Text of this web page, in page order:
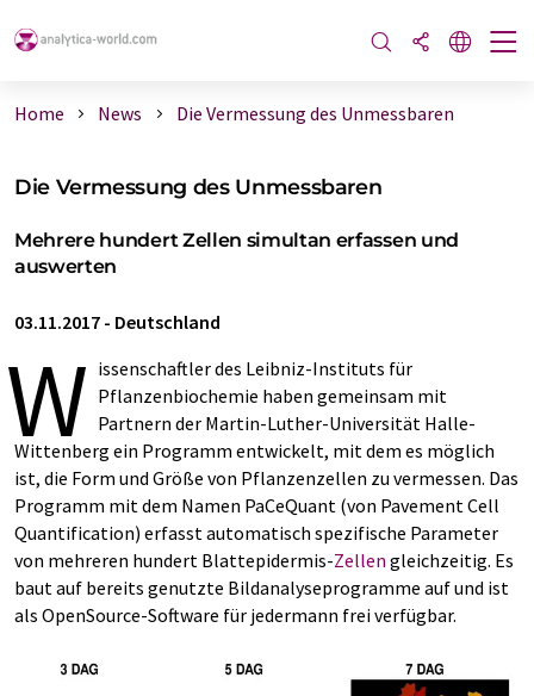
Home News Die Vermessung des Unmessbaren
Die Vermessung des Unmessbaren
Mehrere hundert Zellen simultan erfassen und
auswerten
03.11.2017 - Deutschland
W issenschaftler des Leibniz-Instituts für
Pflanzenbiochemie haben gemeinsam mit
Partnern der Martin-Luther-Universität Halle-
Wittenberg ein Programm entwickelt, mit dem es möglich
ist, die Form und Größe von Pflanzenzellen zu vermessen. Das
Programm mit dem Namen PaCeQuant (von Pavement Cell
Quantification) erfasst automatisch spezifische Parameter
von mehreren hundert Blattepidermis-Zellen gleichzeitig. Es
baut auf bereits genutzte Bildanalyseprogramme auf und ist
als OpenSource-Software für jedermann frei verfügbar.